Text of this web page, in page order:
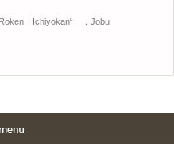
Ichiyokan“ ，Jobu